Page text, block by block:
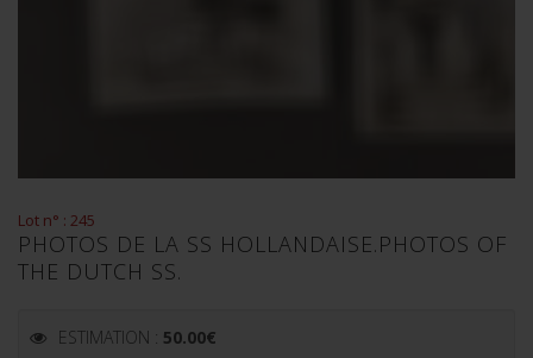
Lot n° : 245
PHOTOS DE LA SS HOLLANDAISE.PHOTOS OF
THE DUTCH SS.
ESTIMATION : 50.00€